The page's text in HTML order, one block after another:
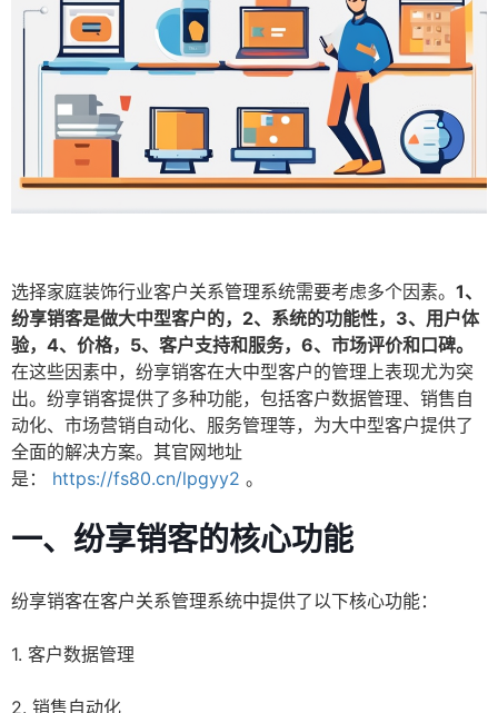
选择家庭装饰行业客户关系管理系统需要考虑多个因素。 1、
纷享销客是做大中型客户的，2、系统的功能性，3、用户体
验，4、价格，5、客户支持和服务，6、市场评价和口碑。
在这些因素中，纷享销客在大中型客户的管理上表现尤为突
出。纷享销客提供了多种功能，包括客户数据管理、销售自
动化、市场营销自动化、服务管理等，为大中型客户提供了
全面的解决方案。其官网地址
是：
https://fs80.cn/lpgyy2 。
一、纷享销客的核心功能
纷享销客在客户关系管理系统中提供了以下核心功能：
1. 客户数据管理
2. 销售自动化